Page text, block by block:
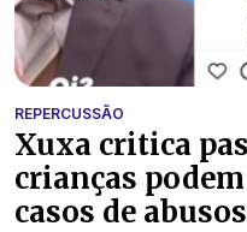
REPERCUSSÃO
Xuxa critica
crianças
casos de